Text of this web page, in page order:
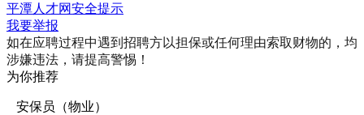
平潭人才网安全提示
我要举报
如在应聘过程中遇到招聘方以担保或任何理由索取财物的，均
涉嫌违法，请提高警惕！
为你推荐
安保员（物业）